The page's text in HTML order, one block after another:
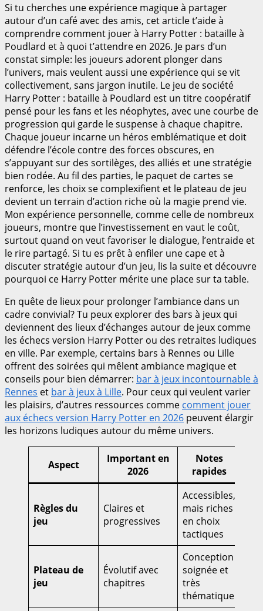
Si tu cherches une expérience magique à partager
autour d’un café avec des amis, cet article t’aide à
comprendre comment jouer à Harry Potter : bataille à
Poudlard et à quoi t’attendre en 2026. Je pars d’un
constat simple: les joueurs adorent plonger dans
l’univers, mais veulent aussi une expérience qui se vit
collectivement, sans jargon inutile. Le jeu de société
Harry Potter : bataille à Poudlard est un titre coopératif
pensé pour les fans et les néophytes, avec une courbe de
progression qui garde le suspense à chaque chapitre.
Chaque joueur incarne un héros emblématique et doit
défendre l’école contre des forces obscures, en
s’appuyant sur des sortilèges, des alliés et une stratégie
bien rodée. Au fil des parties, le paquet de cartes se
renforce, les choix se complexifient et le plateau de jeu
devient un terrain d’action riche où la magie prend vie.
Mon expérience personnelle, comme celle de nombreux
joueurs, montre que l’investissement en vaut le coût,
surtout quand on veut favoriser le dialogue, l’entraide et
le rire partagé. Si tu es prêt à enfiler une cape et à
discuter stratégie autour d’un jeu, lis la suite et découvre
pourquoi ce Harry Potter mérite une place sur ta table.
En quête de lieux pour prolonger l’ambiance dans un
cadre convivial? Tu peux explorer des bars à jeux qui
deviennent des lieux d’échanges autour de jeux comme
les échecs version Harry Potter ou des retraites ludiques
en ville. Par exemple, certains bars à Rennes ou Lille
offrent des soirées qui mêlent ambiance magique et
conseils pour bien démarrer: bar à jeux incontournable à
Rennes et bar à jeux à Lille. Pour ceux qui veulent varier
les plaisirs, d’autres ressources comme comment jouer
aux échecs version Harry Potter en 2026 peuvent élargir
les horizons ludiques autour du même univers.
Aspect
Important en
2026
Notes
rapides
Règles du
jeu
Claires et
progressives
Accessibles,
mais riches
en choix
tactiques
Plateau de
jeu
Évolutif avec
chapitres
Conception
soignée et
très
thématique